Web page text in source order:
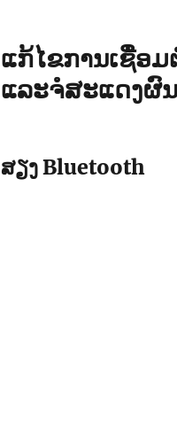
ແກ້​ໄຂ​ການ​ເຊື່ອ
ແລະຈໍສະແດງຜົ
ສຽງ Bluetooth